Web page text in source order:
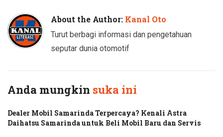
About the Author: Kanal Oto
Turut berbagi informasi dan pengetahuan
seputar dunia otomotif
Anda mungkin suka ini
Dealer Mobil Samarinda Terpercaya? Kenali Astra
Daihatsu Samarinda untuk Beli Mobil Baru dan Servis